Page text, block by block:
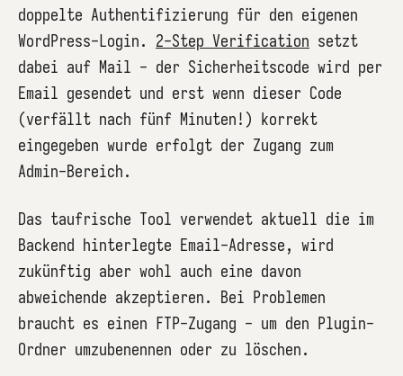
doppelte Authentifizierung für den eigenen
WordPress-Login. 2-Step Verification setzt
dabei auf Mail - der Sicherheitscode wird per
Email gesendet und erst wenn dieser Code
(verfällt nach fünf Minuten!) korrekt
eingegeben wurde erfolgt der Zugang zum
Admin-Bereich.
Das taufrische Tool verwendet aktuell die im
Backend hinterlegte Email-Adresse, wird
zukünftig aber wohl auch eine davon
abweichende akzeptieren. Bei Problemen
braucht es einen FTP-Zugang - um den Plugin-
Ordner umzubenennen oder zu löschen.